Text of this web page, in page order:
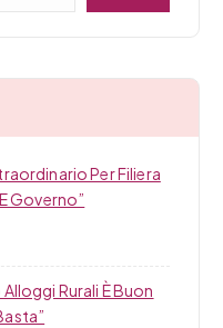
Per Filiera
Governo”
Rurali È Buon